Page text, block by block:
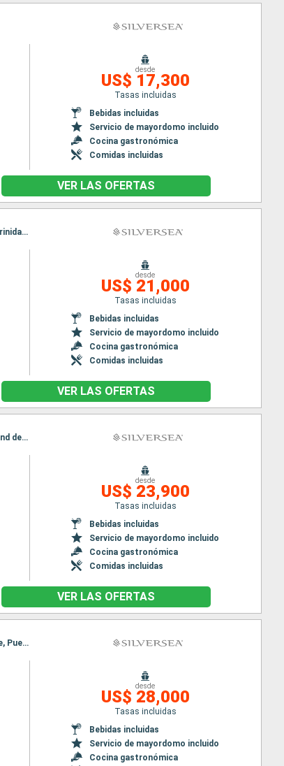
desde
US$ 17,300
Tasas incluidas
Bebidas incluidas
Servicio de mayordomo incluido
Cocina gastronómica
Comidas incluidas
VER LAS OFERTAS
Itinerario : Puerto Williams, Paso de Drake, Peninsula Antártida, South Georgia, Puerto Argentino, Isla Trinidad, Puerto Madryn, Buenos Aires
desde
US$ 21,000
Tasas incluidas
Bebidas incluidas
Servicio de mayordomo incluido
Cocina gastronómica
Comidas incluidas
VER LAS OFERTAS
Itinerario : Puerto Williams, South Georgia, Paso de Drake, île Elephant, Peninsula Antártida, Islas Shetland del Sur, Isla King Georges
desde
US$ 23,900
Tasas incluidas
Bebidas incluidas
Servicio de mayordomo incluido
Cocina gastronómica
Comidas incluidas
VER LAS OFERTAS
Itinerario : Isla King Georges, Antarctic Sound, Peninsula Antártida, Islas Shetland del Sur, Paso de Drake, Puerto Williams, Isla King Georges, Antarctic Sound, Peninsula Antártida, Islas Shetland del Sur, Paso de Drake, Puerto Williams
desde
US$ 28,000
Tasas incluidas
Bebidas incluidas
Servicio de mayordomo incluido
Cocina gastronómica